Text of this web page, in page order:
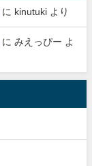
に kinutuki より
に みえっぴー よ